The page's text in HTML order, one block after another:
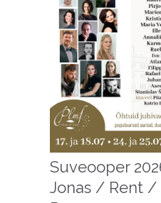
Suveooper
Jonas / Rent